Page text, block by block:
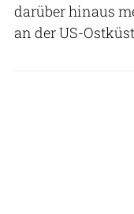
darüber hinaus
an der US-